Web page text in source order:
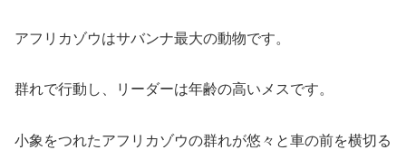
アフリカゾウはサバンナ最大の動物です。
群れで行動し、リーダーは年齢の高いメスです。
小象をつれたアフリカゾウの群れが悠々と車の前を横切る